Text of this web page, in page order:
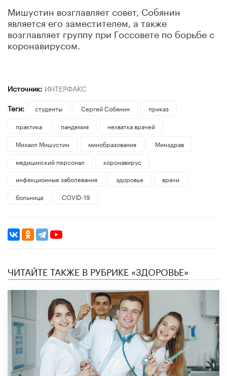
Мишустин возглавляет совет, Собянин
является его заместителем, а также
возглавляет группу при Госсовете по борьбе с
коронавирусом.
Источник: ИНТЕРФАКС
Теги:
студенты Сергей Собянин
приказ
практика
пандемия
нехватка врачей
Михаил Мишустин
минобразования
Минздрав
медицинский персонал
коронавирус
инфекционные заболевания
здоровье
врачи
больница
COVID-19
ЧИТАЙТЕ ТАКЖЕ В РУБРИКЕ «ЗДОРОВЬЕ»